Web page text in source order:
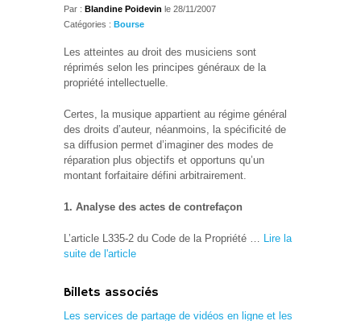
Par : Blandine Poidevin le 28/11/2007
Catégories : Bourse
Les atteintes au droit des musiciens sont
réprimés selon les principes généraux de la
propriété intellectuelle.
Certes, la musique appartient au régime général
des droits d’auteur, néanmoins, la spécificité de
sa diffusion permet d’imaginer des modes de
réparation plus objectifs et opportuns qu’un
montant forfaitaire défini arbitrairement.
1. Analyse des actes de contrefaçon
L’article L335-2 du Code de la Propriété … Lire la
suite de l'article
Billets associés
Les services de partage de vidéos en ligne et les